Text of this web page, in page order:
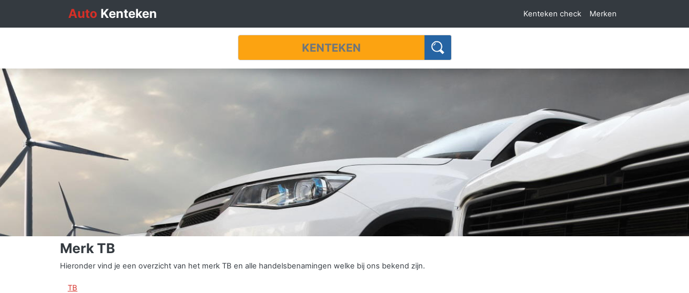
Auto Kenteken Kenteken check Merken
Merk TB
Hieronder vind je een overzicht van het merk TB en alle handelsbenamingen welke bij ons bekend zijn.
TB